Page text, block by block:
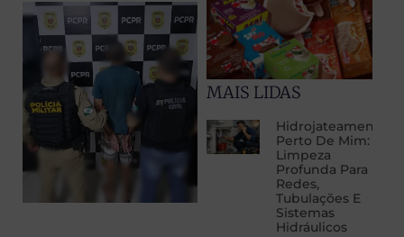
MAIS LIDAS
Hidrojateamento
Perto De Mim:
Limpeza
Profunda Para
Redes,
Tubulações E
Sistemas
Hidráulicos